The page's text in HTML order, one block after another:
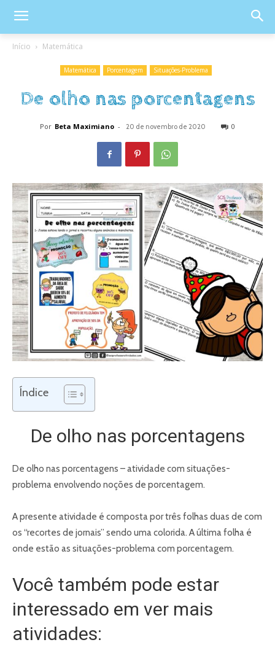
Início Matemática
Matemática Porcentagem Situações-Problema
De olho nas porcentagens
Por Beta Maximiano - 20 de novembro de 2020 0
Índice
De olho nas porcentagens
De olho nas porcentagens – atividade com situações-
problema envolvendo noções de porcentagem.
A presente atividade é composta por três folhas duas de com
os “recortes de jornais” sendo uma colorida. A última folha é
onde estão as situações-problema com porcentagem.
Você também pode estar
interessado em ver mais
atividades: